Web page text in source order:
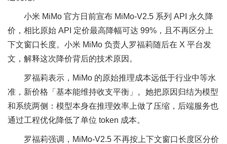
小米 MiMo 官方日前宣布 MiMo-V2.5 系列 API 永久降
价，相比原始 API 定价最高降幅可达 99%，且不再区分上
下文窗口长度。小米 MiMo 负责人罗福莉随后在 X 平台发
文，解释这次降价背后的技术原因。
罗福莉表示，MiMo 的原始推理成本远低于行业中等水
准，新价格「基本能维持收支平衡」。她把原因归结为模型
和系统两侧：模型本身在推理效率上做了压缩，后端服务也
通过工程优化降低了单位 token 成本。
罗福莉强调，MiMo-V2.5 不再按上下文窗口长度区分价